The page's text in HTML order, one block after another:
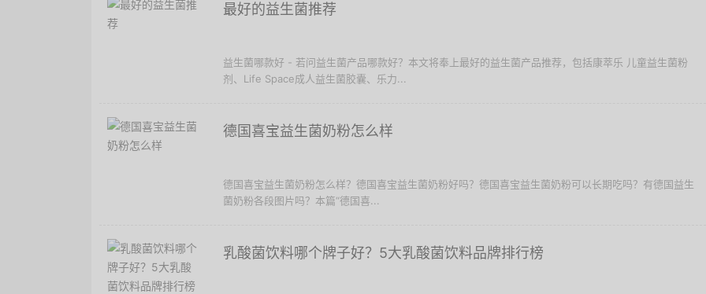
最好的益生菌推荐
益生菌哪款好 - 若问益生菌产品哪款好？本文将奉上最好的益生菌产品推荐，包括康萃乐 儿童益生菌粉
剂、Life Space成人益生菌胶囊、乐力...
德国喜宝益生菌奶粉怎么样
德国喜宝益生菌奶粉怎么样？德国喜宝益生菌奶粉好吗？德国喜宝益生菌奶粉可以长期吃吗？有德国益生
菌奶粉各段图片吗？本篇“德国喜...
乳酸菌饮料哪个牌子好？5大乳酸菌饮料品牌排行榜